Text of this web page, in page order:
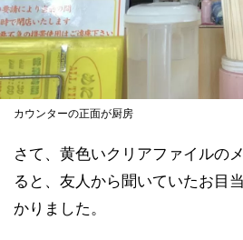
カウンターの正面が厨房
さて、黄色いクリアファイルの
ると、友人から聞いていたお目
かりました。